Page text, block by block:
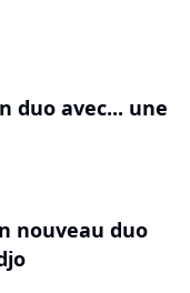
duo avec... une
nouveau duo